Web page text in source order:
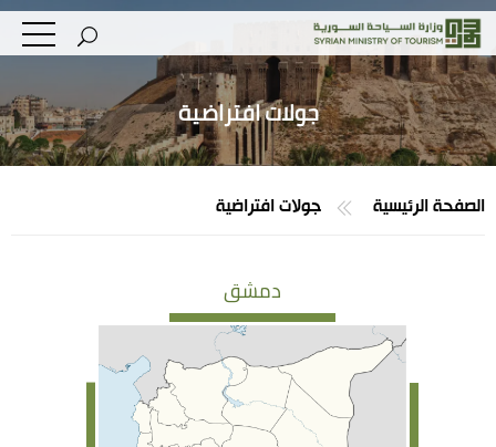
جولات افتراضية
الصفحة الرئيسية جولات افتراضية
دمشق